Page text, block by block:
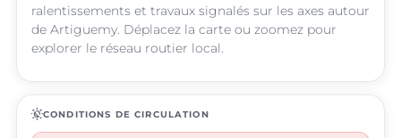
ralentissements et travaux signalés sur les axes autour
de Artiguemy. Déplacez la carte ou zoomez pour
explorer le réseau routier local.
routineCONDITIONS DE CIRCULATION